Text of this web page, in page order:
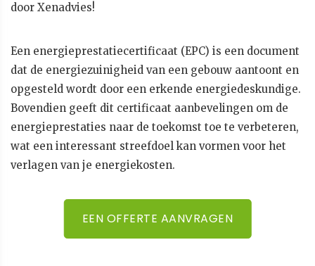
door Xenadvies!
Een energieprestatiecertificaat (EPC) is een document
dat de energiezuinigheid van een gebouw aantoont en
opgesteld wordt door een erkende energiedeskundige.
Bovendien geeft dit certificaat aanbevelingen om de
energieprestaties naar de toekomst toe te verbeteren,
wat een interessant streefdoel kan vormen voor het
verlagen van je energiekosten.
EEN OFFERTE AANVRAGEN